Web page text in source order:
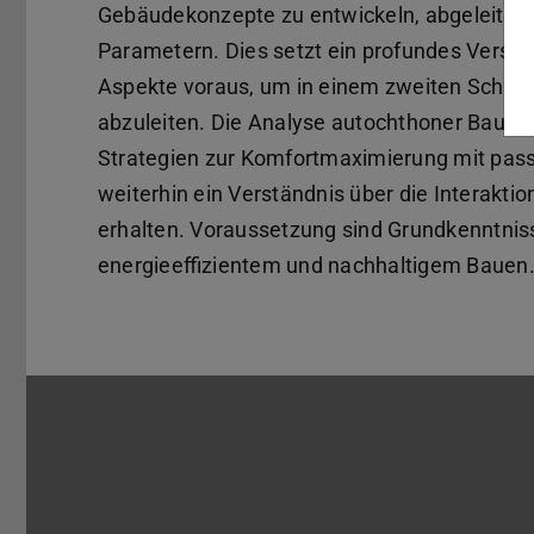
Gebäudekonzepte zu entwickeln,
Parametern. Dies setzt ein profundes
Aspekte voraus, um in einem zweiten
abzuleiten. Die Analyse autochthoner
Strategien zur Komfortmaximierung mit
weiterhin ein Verständnis über die
erhalten. Voraussetzung sind
energieeffizientem und nachhaltigem Bauen.